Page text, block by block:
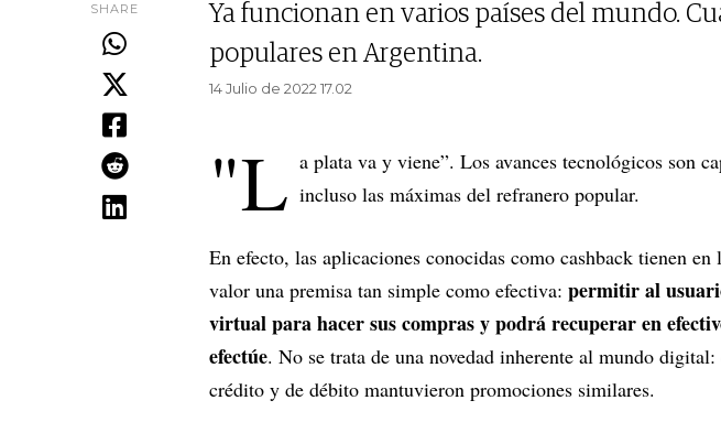
SHARE
Ya funcionan en varios países del mundo.
populares en Argentina.
14 Julio de 2022 17.02
"L a plata va y viene”. Los avances tecnológicos son
incluso las máximas del refranero popular.
En efecto, las aplicaciones conocidas como cashback tienen en
valor una premisa tan simple como efectiva: permitir al
virtual para hacer sus compras y podrá recuperar en
efectúe. No se trata de una novedad inherente al mundo
crédito y de débito mantuvieron promociones similares.